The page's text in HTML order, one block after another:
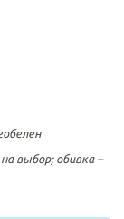
выбор; обивка –